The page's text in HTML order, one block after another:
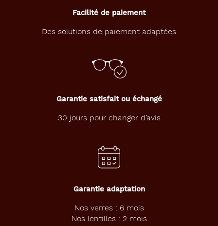
Facilité de paiement
Des solutions de paiement adaptées
Garantie satisfait ou échangé
30 jours pour changer d’avis
Garantie adaptation
Nos verres : 6 mois
Nos lentilles : 2 mois